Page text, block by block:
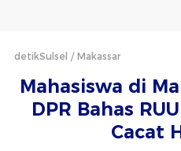
detikSulsel Makassar
Mahasiswa di
DPR Bahas
Cacat